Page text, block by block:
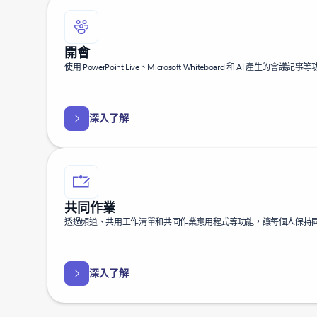
開會
使用 PowerPoint Live、Microsoft Whiteboard 和 AI 產生的會議記事
深入了解
共同作業
透過頻道、共用工作清單和共同作業應用程式等功能，讓每個人保持
深入了解